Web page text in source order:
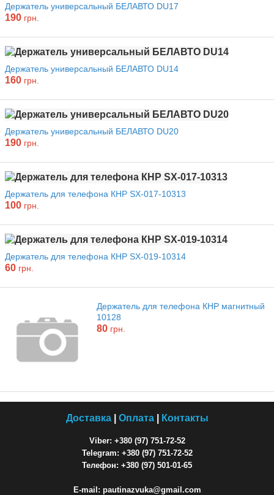
Держатель универсальный БЕЛАВТО DU17
190 грн.
Держатель универсальный БЕЛАВТО DU14
160 грн.
Держатель универсальный БЕЛАВТО DU20
190 грн.
Держатель для телефона КНР SX-017-10313
100 грн.
Держатель для телефона КНР SX-019-10314
60 грн.
Держатель для телефона КНР магнитный
10128
80 грн.
Доставка| Оплата| Контакты
Viber: +380 (97) 751-72-52
Telegram: +380 (97) 751-72-52
Телефон: +380 (97) 501-01-65
E-mail: pautinazvuka@gmail.com